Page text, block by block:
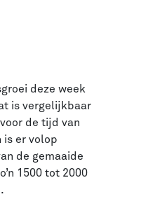
deze week
is vergelijkbaar
de tijd van
is er volop
de gemaaide
1500 tot 2000